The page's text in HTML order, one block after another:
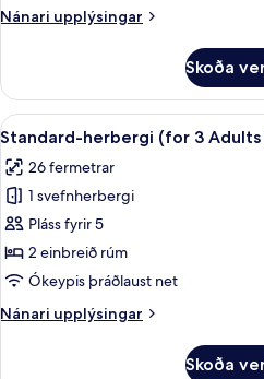
Nánari upplýsingar
Nánari
herbergi
(26sqm)
Skoða
Skoða
allar
myndir
fyrir
Standard-
herbergi
(for
Adults
12
Standard-herbergi (for 3 Adults
26 fermetrar
1 svefnherbergi
Pláss fyrir 5
2 einbreið rúm
Ókeypis þráðlaust net
Nánari upplýsingar
Nánari
Skoða